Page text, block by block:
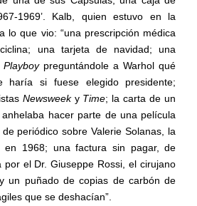
1969’. Kalb, quien estuvo en la
lo que vio: “una prescripción médica
una tarjeta de navidad; una
Playboy preguntándole a Warhol qué
haría si fuese elegido presidente;
Newsweek y Time; la carta de un
hacer parte de una película
periódico sobre Valerie Solanas, la
en 1968; una factura sin pagar, de
por el Dr. Giuseppe Rossi, el cirujano
un puñado de copias de carbón de
que se deshacían”.